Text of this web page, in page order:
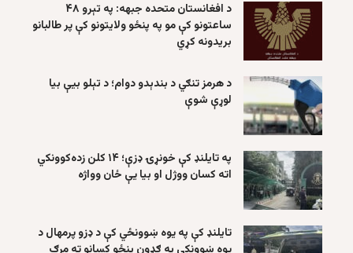
د افغانستان متحده جبهه: په تېرو ۴۸
ساعتونو کې مو په پنځو ولایتونو کې پر طالبانو
بریدونه کړي
د هرمز تنګي د بندېدو دوام؛ د تېلو بیې بیا
لوړې شوې
په تایلنډ کې خونړۍ ډزې؛ ۱۴ کلن زده‌کوونکي
اته کسان ووژل او بیا یې ځان وواژه
تایلنډ کې په یوه ښوونځي کې د ډزو پرمهال د